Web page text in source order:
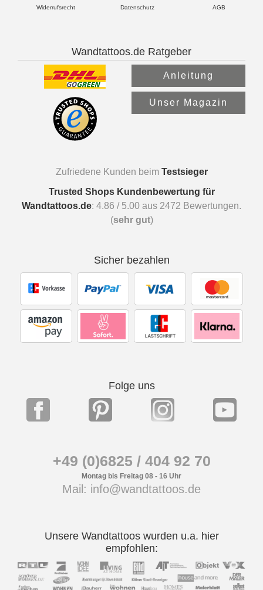
Widerrufsrecht Datenschutz AGB
Wandtattoos.de Ratgeber
Anleitung
Unser Magazin
Zufriedene Kunden beim Testsieger
Trusted Shops Kundenbewertung für
Wandtattoos.de: 4.86 / 5.00 aus 2472 Bewertungen.
(sehr gut)
Sicher bezahlen
Folge uns
+49 (0)6825 / 404 92 70
Montag bis Freitag 08 - 16 Uhr
Mail: info@wandtattoos.de
Unsere Wandtattoos wurden u.a. hier
empfohlen: